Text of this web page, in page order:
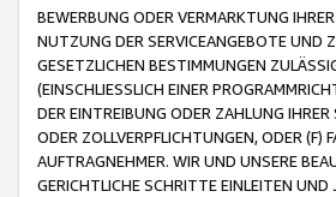
BEWERBUNG ODER VERMARKTUNG
NUTZUNG DER SERVICEANGEBOTE UND
GESETZLICHEN BESTIMMUNGEN
(EINSCHLIESSLICH EINER
DER EINTREIBUNG ODER ZAHLUNG
ODER ZOLLVERPFLICHTUNGEN, ODER (F)
AUFTRAGNEHMER. WIR UND UNSERE
GERICHTLICHE SCHRITTE EINLEITEN